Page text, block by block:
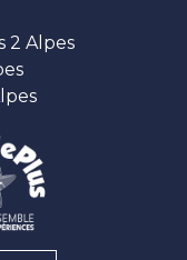
2 Alpes